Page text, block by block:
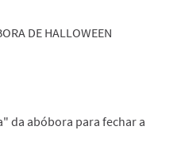
da abóbora para fechar a